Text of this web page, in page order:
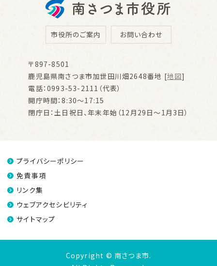
市役所のご案内 お問い合わせ
〒897-8501
鹿児島県南さつま市加世田川畑2648番地 [地図]
電話：0993-53-2111（代表）
開庁時間：8:30～17:15
閉庁日：土日祝日、年末年始（12月29日～1月3日）
プライバシーポリシー
免責事項
リンク集
ウェブアクセシビリティ
サイトマップ
Copyright © 南さつま市.